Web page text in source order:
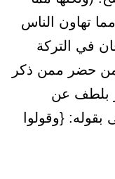
تهاون الناس
في التركة
من حضر ممن ذكر
بلطف عن
بقوله: {وقولوا